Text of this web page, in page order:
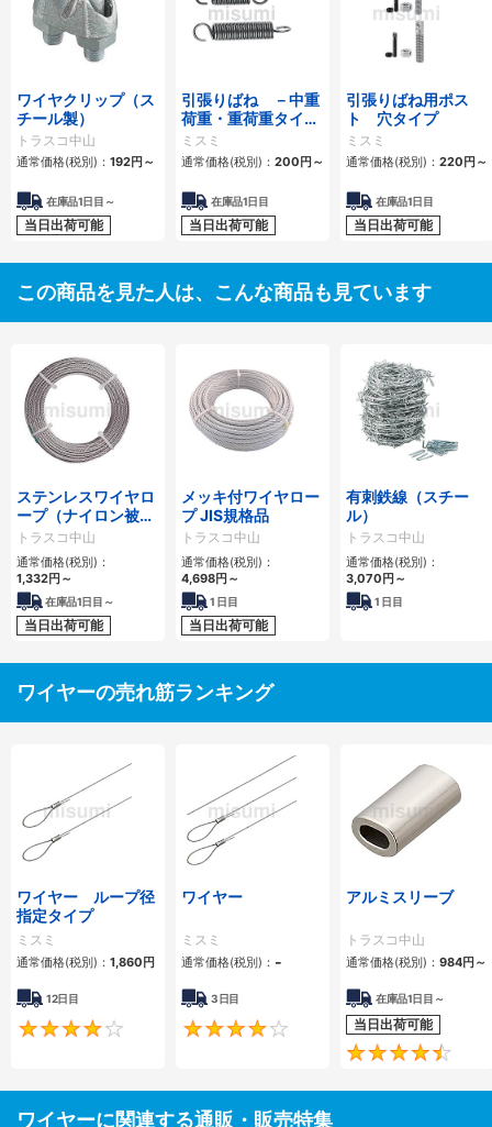
ワイヤクリップ（ス
チール製）
トラスコ中山
通常価格(税別)： 192円 ～
在庫品1日目～
当日出荷可能
引張りばね －中重
荷重・重荷重タイプ
－
ミスミ
通常価格(税別)： 200円 ～
在庫品1日目
当日出荷可能
引張りばね用ポス
ト 穴タイプ
ミスミ
通常価格(税別)： 220円 ～
在庫品1日目
当日出荷可能
この商品を見た人は、こんな商品も見ています
ステンレスワイヤロ
ープ（ナイロン被覆
タイプ）
トラスコ中山
通常価格(税別)：
1,332円 ～
在庫品1日目～
当日出荷可能
メッキ付ワイヤロー
プ JIS規格品
トラスコ中山
通常価格(税別)：
4,698円 ～
1 日目
当日出荷可能
有刺鉄線（スチー
ル）
トラスコ中山
通常価格(税別)：
3,070円 ～
1 日目
ワイヤーの売れ筋ランキング
ワイヤー ループ径
指定タイプ
ミスミ
通常価格(税別)： 1,860円
12日目
4.3
ワイヤー
ミスミ
通常価格(税別)： -
3日目
4.3
アルミスリーブ
トラスコ中山
通常価格(税別)： 984円 ～
在庫品1日目～
当日出荷可能
ワイヤーに関連する通販・販売特集